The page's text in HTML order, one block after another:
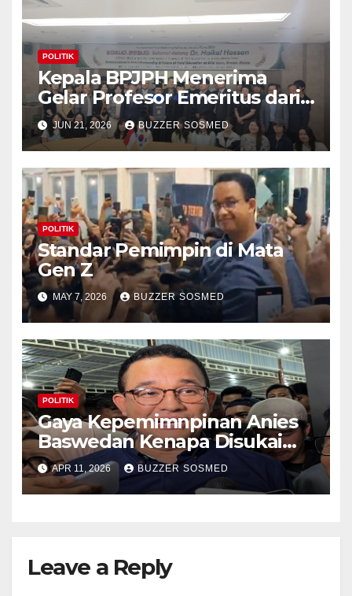
POLITIK
Kepala BPJPH Menerima
Gelar Profesor Emeritus dari
Silla University, Busan Korsel
JUN 21, 2026 BUZZER SOSMED
POLITIK
Standar Pemimpin di Mata
Gen Z
MAY 7, 2026 BUZZER SOSMED
POLITIK
Gaya Kepemimnpinan Anies
Baswedan Kenapa Disukai
Banget Gen Z
APR 11, 2026 BUZZER SOSMED
Leave a Reply